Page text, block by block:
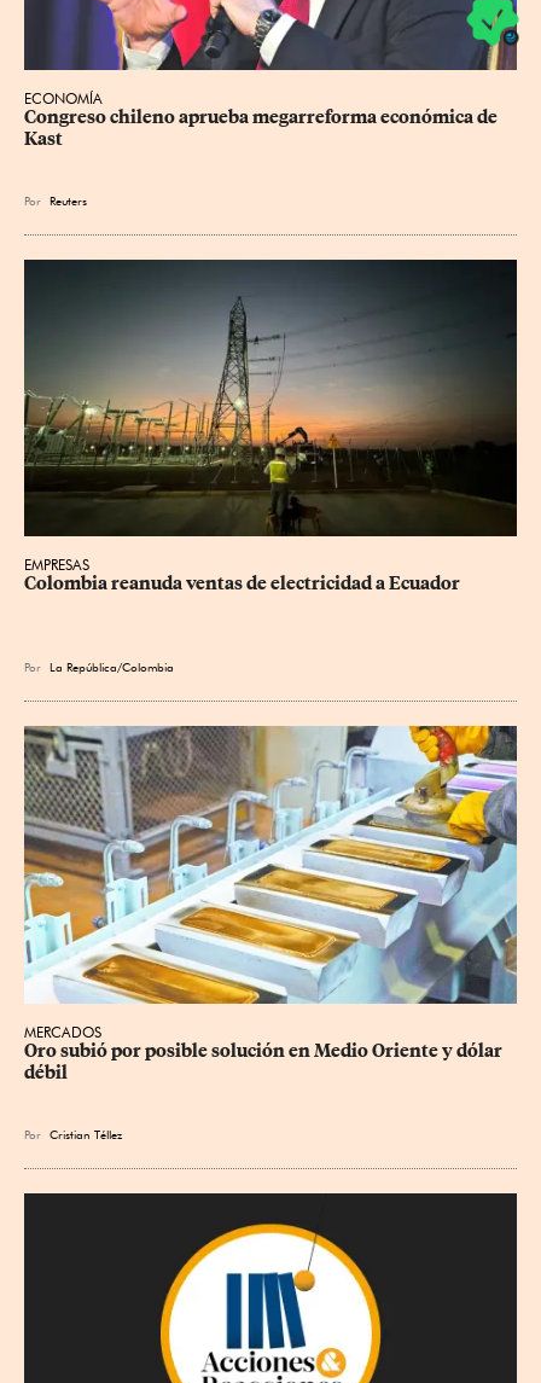
ECONOMÍA
Congreso chileno aprueba megarreforma económica de
Kast
Por Reuters
EMPRESAS
Colombia reanuda ventas de electricidad a Ecuador
Por La República/Colombia
MERCADOS
Oro subió por posible solución en Medio Oriente y dólar
débil
Por Cristian Téllez